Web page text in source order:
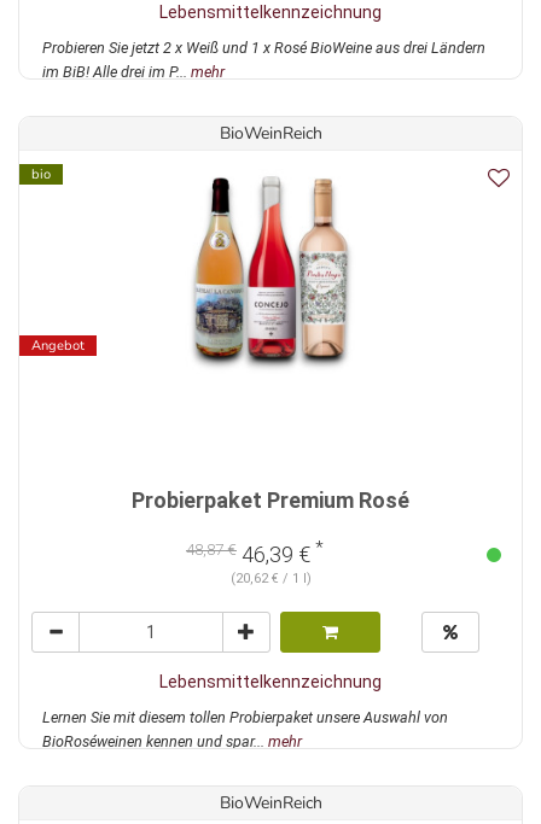
Lebensmittelkennzeichnung
Probieren Sie jetzt 2 x Weiß und 1 x Rosé BioWeine aus drei Ländern
im BiB! Alle drei im P... mehr
BioWeinReich
bio
Angebot
Probierpaket Premium Rosé
48,87 € 46,39 € *
(20,62 € / 1 l)
Lebensmittelkennzeichnung
Lernen Sie mit diesem tollen Probierpaket unsere Auswahl von
BioRoséweinen kennen und spar... mehr
BioWeinReich